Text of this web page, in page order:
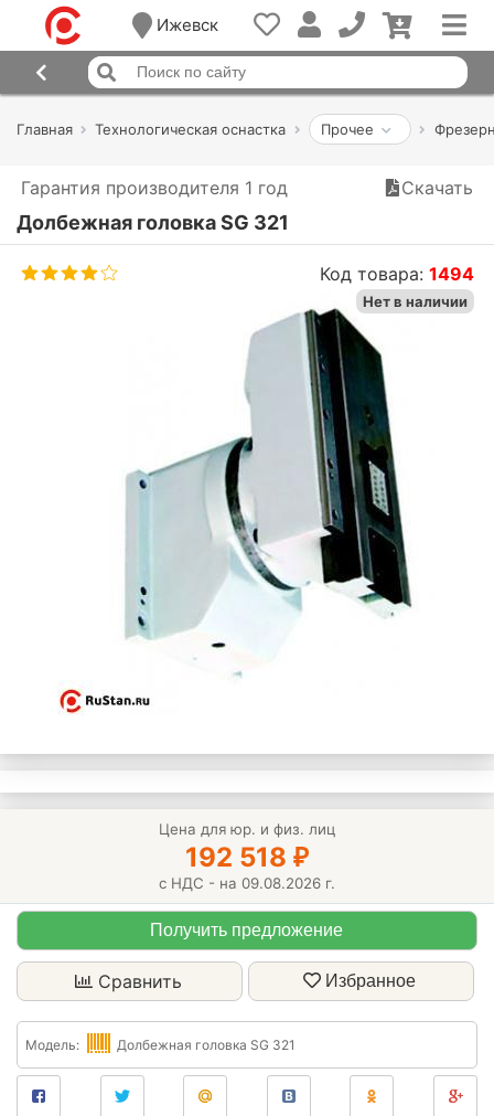
Ижевск
Главная Технологическая оснастка Прочее
Гарантия производителя 1 год Скачать
Долбежная головка SG 321
Код товара:1494
Нет в наличии
Цена для юр. и физ. лиц
192 518 ₽
с НДС - на 09.08.2026 г.
Получить предложение
Сравнить Избранное
Модель: Долбежная головка SG 321